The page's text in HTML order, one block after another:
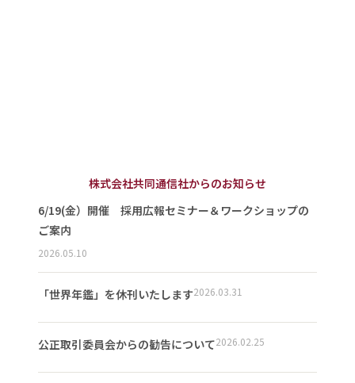
株式会社共同通信社からのお知らせ
6/19(金）開催 採用広報セミナー＆ワークショップの
ご案内
2026.05.10
「世界年鑑」を休刊いたします2026.03.31
公正取引委員会からの勧告について2026.02.25